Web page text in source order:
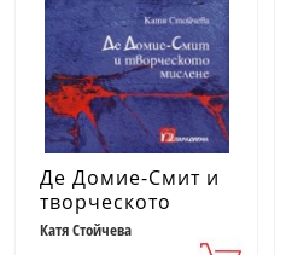
Де Домие-Смит и
творческото
мислене
Катя Стойчева